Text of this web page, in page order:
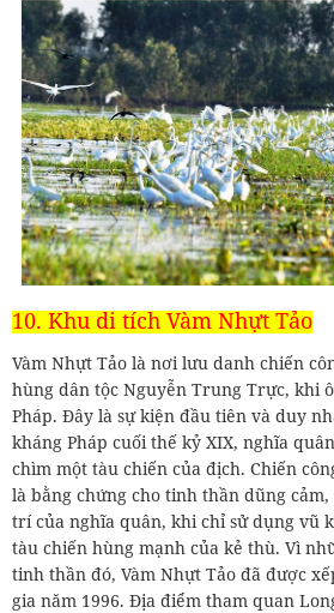
10. Khu di tích Vàm Nhựt Tảo
Vàm Nhựt Tảo là nơi lưu danh chiến
hùng dân tộc Nguyễn Trung Trực, khi
Pháp. Đây là sự kiện đầu tiên và duy
kháng Pháp cuối thế kỷ XIX, nghĩa
chìm một tàu chiến của địch. Chiến
là bằng chứng cho tinh thần dũng
trí của nghĩa quân, khi chỉ sử dụng vũ
tàu chiến hùng mạnh của kẻ thù. Vì
tinh thần đó, Vàm Nhựt Tảo đã được
gia năm 1996. Địa điểm tham quan